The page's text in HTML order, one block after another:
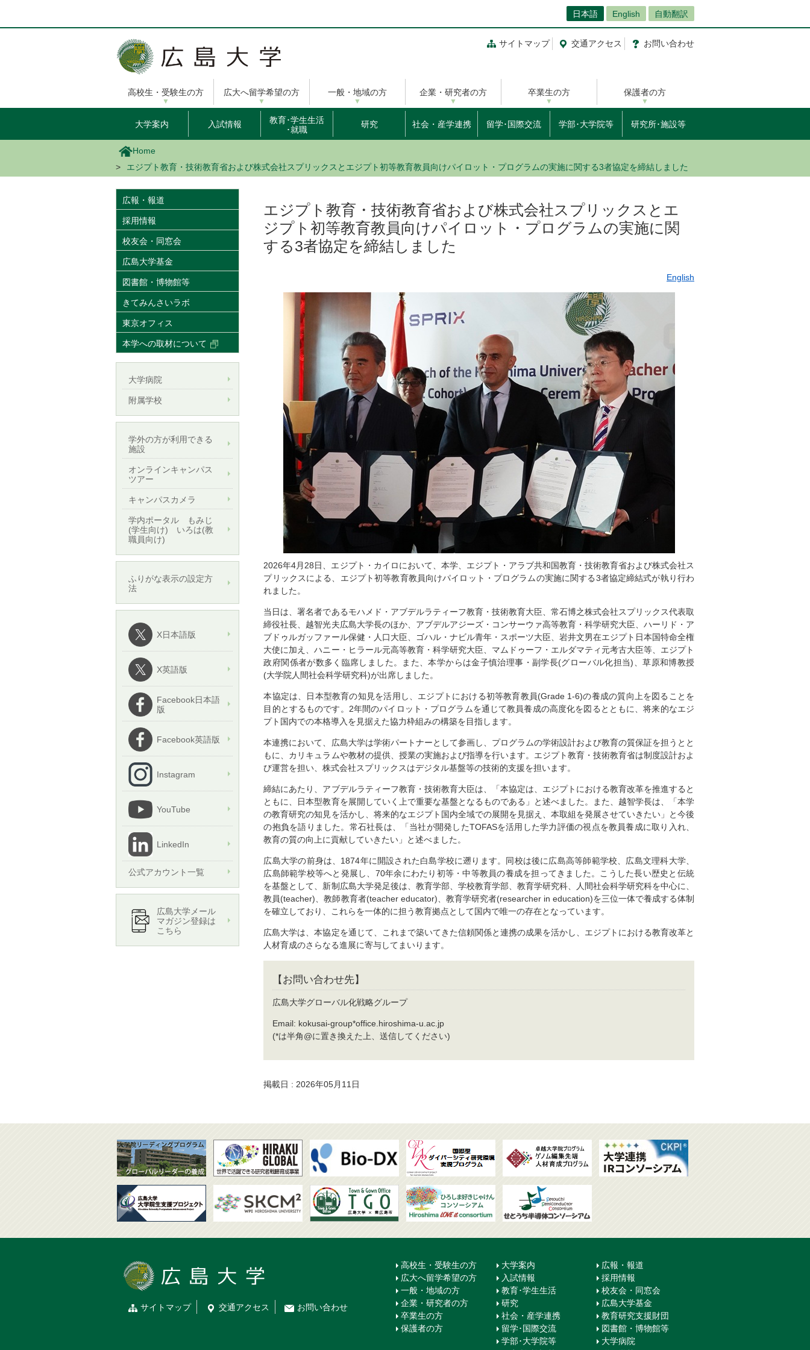
ン
に
日本語 English 自動翻訳
サイトマップ 交通アクセス お問い合わせ
高校生・受験生の方 広大へ留学希望の方 一般・地域の方 企業・研究者の方 卒業生の方 保護者の方
大学案内 入試情報
教育･学生生活
･就職
研究 社会・産学連携 留学･国際交流 学部･大学院等 研究所･施設等
Home
エジプト教育・技術教育省および株式会社スプリックスとエジプト初等教育教員向けパイロット・プログラムの実施に関する3者協定を締結しました
エジプト教育・技術教育省および株式会社スプリックスとエ
ジプト初等教育教員向けパイロット・プログラムの実施に関
する3者協定を締結しました
English
2026年4月28日、エジプト・カイロにおいて、本学、エジプト・アラブ共和国教育・技術教育省および株式会社ス
プリックスによる、エジプト初等教育教員向けパイロット・プログラムの実施に関する3者協定締結式が執り行わ
れました。
当日は、署名者であるモハメド・アブデルラティーフ教育・技術教育大臣、常石博之株式会社スプリックス代表取
締役社長、越智光夫広島大学長のほか、アブデルアジーズ・コンサーウァ高等教育・科学研究大臣、ハーリド・ア
ブドゥルガッファール保健・人口大臣、ゴハル・ナビル青年・スポーツ大臣、岩井文男在エジプト日本国特命全権
大使に加え、ハニー・ヒラール元高等教育・科学研究大臣、マムドゥーフ・エルダマティ元考古大臣等、エジプト
政府関係者が数多く臨席しました。また、本学からは金子慎治理事・副学長(グローバル化担当)、草原和博教授
(大学院人間社会科学研究科)が出席しました。
本協定は、日本型教育の知見を活用し、エジプトにおける初等教育教員(Grade 1-6)の養成の質向上を図ることを
目的とするものです。2年間のパイロット・プログラムを通じて教員養成の高度化を図るとともに、将来的なエジ
プト国内での本格導入を見据えた協力枠組みの構築を目指します。
本連携において、広島大学は学術パートナーとして参画し、プログラムの学術設計および教育の質保証を担うとと
もに、カリキュラムや教材の提供、授業の実施および指導を行います。エジプト教育・技術教育省は制度設計およ
び運営を担い、株式会社スプリックスはデジタル基盤等の技術的支援を担います。
締結にあたり、アブデルラティーフ教育・技術教育大臣は、「本協定は、エジプトにおける教育改革を推進すると
ともに、日本型教育を展開していく上で重要な基盤となるものである」と述べました。また、越智学長は、「本学
の教育研究の知見を活かし、将来的なエジプト国内全域での展開を見据え、本取組を発展させていきたい」と今後
の抱負を語りました。常石社長は、「当社が開発したTOFASを活用した学力評価の視点を教員養成に取り入れ、
教育の質の向上に貢献していきたい」と述べました。
広島大学の前身は、1874年に開設された白島学校に遡ります。同校は後に広島高等師範学校、広島文理科大学、
広島師範学校等へと発展し、70年余にわたり初等・中等教員の養成を担ってきました。こうした長い歴史と伝統
を基盤として、新制広島大学発足後は、教育学部、学校教育学部、教育学研究科、人間社会科学研究科を中心に、
教員(teacher)、教師教育者(teacher educator)、教育学研究者(researcher in education)を三位一体で養成する体制
を確立しており、これらを一体的に担う教育拠点として国内で唯一の存在となっています。
広島大学は、本協定を通じて、これまで築いてきた信頼関係と連携の成果を活かし、エジプトにおける教育改革と
人材育成のさらなる進展に寄与してまいります。
【お問い合わせ先】
広島大学グローバル化戦略グループ
Email: kokusai-group*office.hiroshima-u.ac.jp
(*は半角@に置き換えた上、送信してください)
掲載日 : 2026年05月11日
広報・報道
採用情報
校友会・同窓会
広島大学基金
図書館・博物館等
きてみんさいラボ
東京オフィス
本学への取材について
大学病院
附属学校
学外の方が利用できる
施設
オンラインキャンパス
ツアー
キャンパスカメラ
学内ポータル もみじ
(学生向け) いろは(教
職員向け)
ふりがな表示の設定方
法
X日本語版
X英語版
Facebook日本語
版
Facebook英語版
Instagram
YouTube
LinkedIn
公式アカウント一覧
広島大学メール
マガジン登録は
こちら
高校生・受験生の方
広大へ留学希望の方
一般・地域の方
企業・研究者の方
卒業生の方
保護者の方
大学案内
入試情報
教育･学生生活
研究
社会・産学連携
留学･国際交流
学部･大学院等
広報・報道
採用情報
校友会・同窓会
広島大学基金
教育研究支援財団
図書館・博物館等
大学病院
サイトマップ 交通アクセス お問い合わせ